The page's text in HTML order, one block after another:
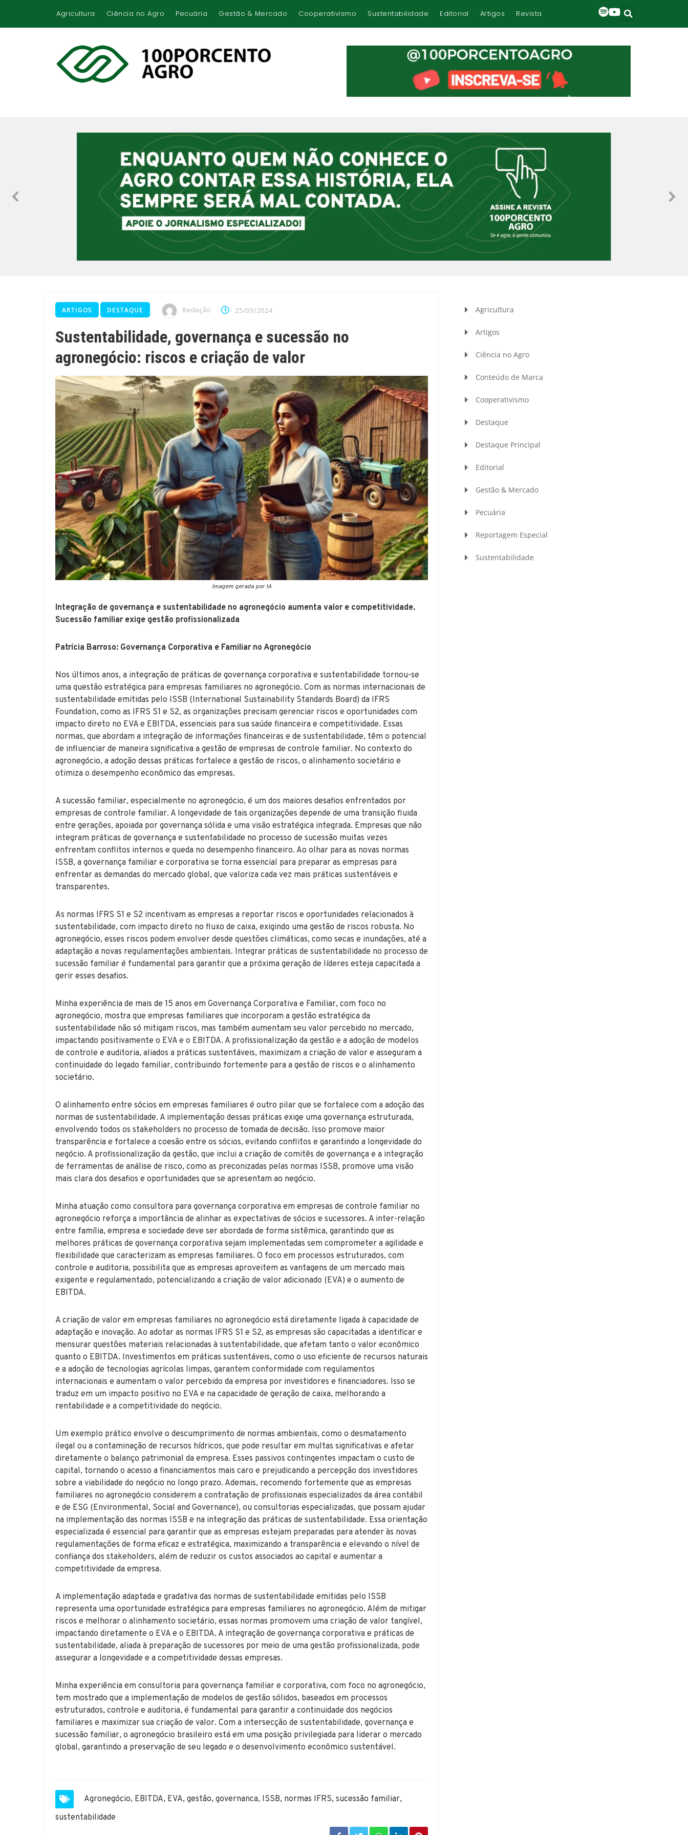
Agricultura Ciência no Agro Pecuária Gestão & Mercado Cooperativismo Sustentabilidade Editorial Artigos Revista
ARTIGOS DESTAQUE Redação 25/09/2024
Sustentabilidade, governança e sucessão no
agronegócio: riscos e criação de valor
Imagem gerada por IA
Integração de governança e sustentabilidade no agronegócio aumenta valor e competitividade.
Sucessão familiar exige gestão profissionalizada
Patrícia Barroso: Governança Corporativa e Familiar no Agronegócio
Nos últimos anos, a integração de práticas de governança corporativa e sustentabilidade tornou-se
uma questão estratégica para empresas familiares no agronegócio. Com as normas internacionais de
sustentabilidade emitidas pelo ISSB (International Sustainability Standards Board) da IFRS
Foundation, como as IFRS S1 e S2, as organizações precisam gerenciar riscos e oportunidades com
impacto direto no EVA e EBITDA, essenciais para sua saúde financeira e competitividade. Essas
normas, que abordam a integração de informações financeiras e de sustentabilidade, têm o potencial
de influenciar de maneira significativa a gestão de empresas de controle familiar. No contexto do
agronegócio, a adoção dessas práticas fortalece a gestão de riscos, o alinhamento societário e
otimiza o desempenho econômico das empresas.
A sucessão familiar, especialmente no agronegócio, é um dos maiores desafios enfrentados por
empresas de controle familiar. A longevidade de tais organizações depende de uma transição fluida
entre gerações, apoiada por governança sólida e uma visão estratégica integrada. Empresas que não
integram práticas de governança e sustentabilidade no processo de sucessão muitas vezes
enfrentam conflitos internos e queda no desempenho financeiro. Ao olhar para as novas normas
ISSB, a governança familiar e corporativa se torna essencial para preparar as empresas para
enfrentar as demandas do mercado global, que valoriza cada vez mais práticas sustentáveis e
transparentes.
As normas IFRS S1 e S2 incentivam as empresas a reportar riscos e oportunidades relacionados à
sustentabilidade, com impacto direto no fluxo de caixa, exigindo uma gestão de riscos robusta. No
agronegócio, esses riscos podem envolver desde questões climáticas, como secas e inundações, até a
adaptação a novas regulamentações ambientais. Integrar práticas de sustentabilidade no processo de
sucessão familiar é fundamental para garantir que a próxima geração de líderes esteja capacitada a
gerir esses desafios.
Minha experiência de mais de 15 anos em Governança Corporativa e Familiar, com foco no
agronegócio, mostra que empresas familiares que incorporam a gestão estratégica da
sustentabilidade não só mitigam riscos, mas também aumentam seu valor percebido no mercado,
impactando positivamente o EVA e o EBITDA. A profissionalização da gestão e a adoção de modelos
de controle e auditoria, aliados a práticas sustentáveis, maximizam a criação de valor e asseguram a
continuidade do legado familiar, contribuindo fortemente para a gestão de riscos e o alinhamento
societário.
O alinhamento entre sócios em empresas familiares é outro pilar que se fortalece com a adoção das
normas de sustentabilidade. A implementação dessas práticas exige uma governança estruturada,
envolvendo todos os stakeholders no processo de tomada de decisão. Isso promove maior
transparência e fortalece a coesão entre os sócios, evitando conflitos e garantindo a longevidade do
negócio. A profissionalização da gestão, que inclui a criação de comitês de governança e a integração
de ferramentas de análise de risco, como as preconizadas pelas normas ISSB, promove uma visão
mais clara dos desafios e oportunidades que se apresentam ao negócio.
Minha atuação como consultora para governança corporativa em empresas de controle familiar no
agronegócio reforça a importância de alinhar as expectativas de sócios e sucessores. A inter-relação
entre família, empresa e sociedade deve ser abordada de forma sistêmica, garantindo que as
melhores práticas de governança corporativa sejam implementadas sem comprometer a agilidade e
flexibilidade que caracterizam as empresas familiares. O foco em processos estruturados, com
controle e auditoria, possibilita que as empresas aproveitem as vantagens de um mercado mais
exigente e regulamentado, potencializando a criação de valor adicionado (EVA) e o aumento de
EBITDA.
A criação de valor em empresas familiares no agronegócio está diretamente ligada à capacidade de
adaptação e inovação. Ao adotar as normas IFRS S1 e S2, as empresas são capacitadas a identificar e
mensurar questões materiais relacionadas à sustentabilidade, que afetam tanto o valor econômico
quanto o EBITDA. Investimentos em práticas sustentáveis, como o uso eficiente de recursos naturais
e a adoção de tecnologias agrícolas limpas, garantem conformidade com regulamentos
internacionais e aumentam o valor percebido da empresa por investidores e financiadores. Isso se
traduz em um impacto positivo no EVA e na capacidade de geração de caixa, melhorando a
rentabilidade e a competitividade do negócio.
Um exemplo prático envolve o descumprimento de normas ambientais, como o desmatamento
ilegal ou a contaminação de recursos hídricos, que pode resultar em multas significativas e afetar
diretamente o balanço patrimonial da empresa. Esses passivos contingentes impactam o custo de
capital, tornando o acesso a financiamentos mais caro e prejudicando a percepção dos investidores
sobre a viabilidade do negócio no longo prazo. Ademais, recomendo fortemente que as empresas
familiares no agronegócio considerem a contratação de profissionais especializados da área contábil
e de ESG (Environmental, Social and Governance), ou consultorias especializadas, que possam ajudar
na implementação das normas ISSB e na integração das práticas de sustentabilidade. Essa orientação
especializada é essencial para garantir que as empresas estejam preparadas para atender às novas
regulamentações de forma eficaz e estratégica, maximizando a transparência e elevando o nível de
confiança dos stakeholders, além de reduzir os custos associados ao capital e aumentar a
competitividade da empresa.
A implementação adaptada e gradativa das normas de sustentabilidade emitidas pelo ISSB
representa uma oportunidade estratégica para empresas familiares no agronegócio. Além de mitigar
riscos e melhorar o alinhamento societário, essas normas promovem uma criação de valor tangível,
impactando diretamente o EVA e o EBITDA. A integração de governança corporativa e práticas de
sustentabilidade, aliada à preparação de sucessores por meio de uma gestão profissionalizada, pode
assegurar a longevidade e a competitividade dessas empresas.
Minha experiência em consultoria para governança familiar e corporativa, com foco no agronegócio,
tem mostrado que a implementação de modelos de gestão sólidos, baseados em processos
estruturados, controle e auditoria, é fundamental para garantir a continuidade dos negócios
familiares e maximizar sua criação de valor. Com a intersecção de sustentabilidade, governança e
sucessão familiar, o agronegócio brasileiro está em uma posição privilegiada para liderar o mercado
global, garantindo a preservação de seu legado e o desenvolvimento econômico sustentável.
Agronegócio, EBITDA, EVA, gestão, governanca, ISSB, normas IFRS, sucessão familiar,
sustentabilidade
Agricultura
Artigos
Ciência no Agro
Conteúdo de Marca
Cooperativismo
Destaque
Destaque Principal
Editorial
Gestão & Mercado
Pecuária
Reportagem Especial
Sustentabilidade